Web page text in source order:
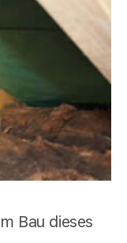
Bau dieses